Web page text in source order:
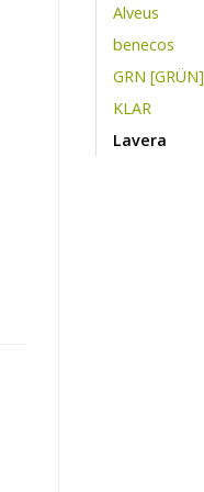
Alveus
benecos
GRN [GRÜN]
KLAR
Lavera